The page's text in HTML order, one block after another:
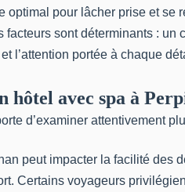
pour lâcher prise et se
sont déterminants :
l’attention portée à chaque
avec spa à
d’examiner attentivement
peut impacter la facilité des
Certains voyageurs